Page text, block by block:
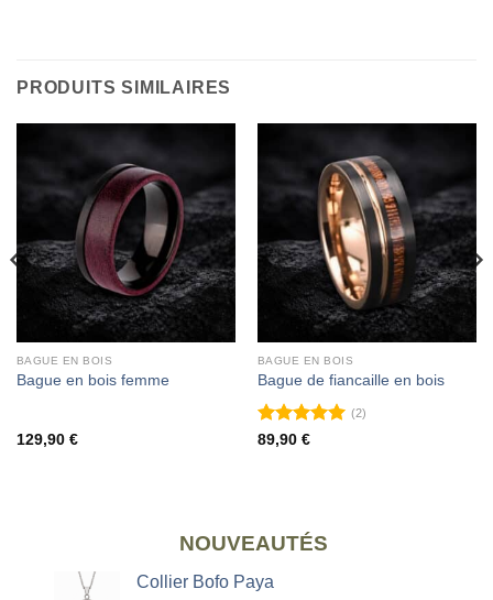
PRODUITS SIMILAIRES
BAGUE EN BOIS
Bague en bois femme
129,90 €
BAGUE EN BOIS
Bague de fiancaille en bois
Note 5sur
(2)
89,90 €
NOUVEAUTÉS
Collier Bofo Paya